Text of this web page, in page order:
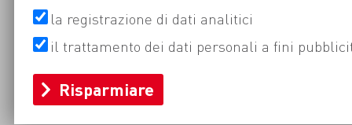
la registrazione di dati analitici
il trattamento dei dati personali a fini
Risparmiare